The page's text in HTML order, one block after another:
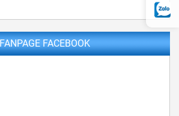
FANPAGE FACEBOOK